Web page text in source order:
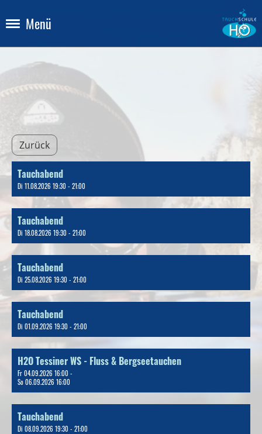
Menü
Zurück
Tauchabend
Di 11.08.2026 19:30 - 21:00
Tauchabend
Di 18.08.2026 19:30 - 21:00
Tauchabend
Di 25.08.2026 19:30 - 21:00
Tauchabend
Di 01.09.2026 19:30 - 21:00
H2O Tessiner WS - Fluss & Bergseetauchen
Fr 04.09.2026 16:00 -
So 06.09.2026 16:00
Tauchabend
Di 08.09.2026 19:30 - 21:00